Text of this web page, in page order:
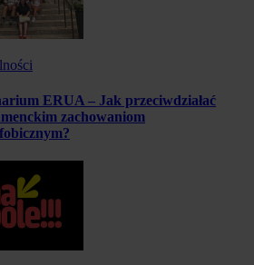
ERUA – Jak przeciwdziałać
zachowaniom